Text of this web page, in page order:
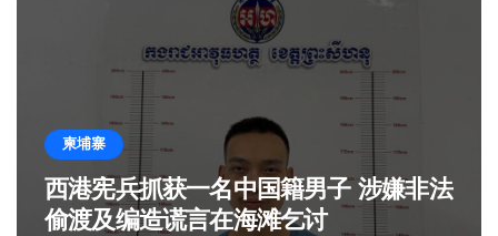
柬埔寨
西港宪兵抓获一名中国籍男子 涉嫌非法
偷渡及编造谎言在海滩乞讨